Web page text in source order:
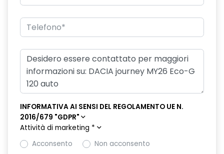
INFORMATIVA AI SENSI DEL REGOLAMENTO UE N.
2016/679 "GDPR"
Attività di marketing *
Acconsento
Non acconsento